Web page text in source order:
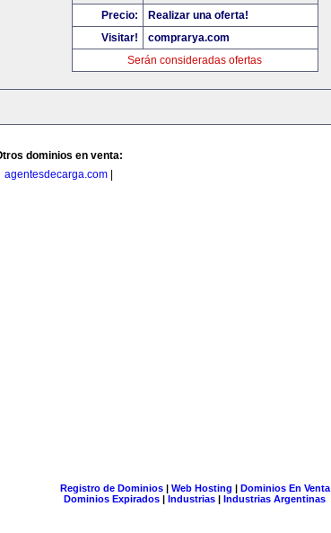
Precio:
Realizar una oferta!
Visitar!
comprarya.com
Serán consideradas ofertas
dominios en venta:
agentesdecarga.com
Registro de Dominios| Web Hosting | Dominios En Venta
Dominios Expirados | Industrias | Industrias Argentinas